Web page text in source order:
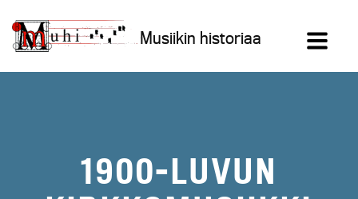
sisältöön
Musiikin historiaa
1900-LUVUN